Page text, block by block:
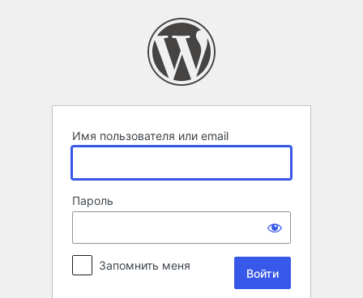
Имя пользователя или email
Пароль
Запомнить меня